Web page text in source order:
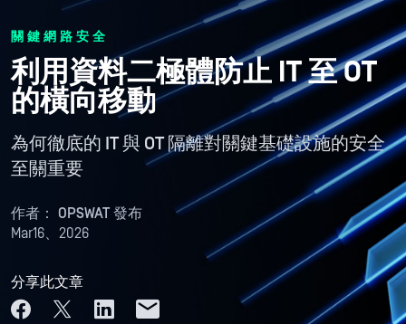
關鍵網路安全
利用資料二極體防止 IT 至 OT
的橫向移動
為何徹底的 IT 與 OT 隔離對關鍵基礎設施的安全
至關重要
作者： OPSWAT 發布
Mar16、2026
分享此文章